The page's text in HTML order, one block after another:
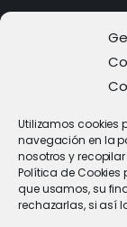
Utilizamos cookies
navegación en la
nosotros y
Política de
que usamos, su
rechazarlas, si así